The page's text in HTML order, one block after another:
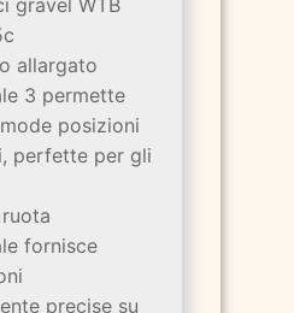
allargato
3 permette
posizioni
perfette per gli
fornisce
precise su